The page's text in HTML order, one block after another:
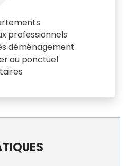
professionnels
déménagement
ou ponctuel